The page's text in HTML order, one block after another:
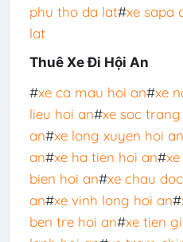
phu tho da lat#xe sapa
lat
Thuê Xe Đi Hội An
#xe ca mau hoi an#xe
lieu hoi an#xe soc
an#xe long xuyen hoi an
an#xe ha tien hoi an#
bien hoi an#xe chau
an#xe vinh long hoi an#
ben tre hoi an#xe tien